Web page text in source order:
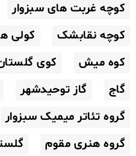
کوچه غربت های سبزوار
کوچه نقابشک
کولی
کوه میش
کوی
گاج
گاز توحیدشهر
گروه تئاتر میمیک سبزوار
گروه هنری مقوم